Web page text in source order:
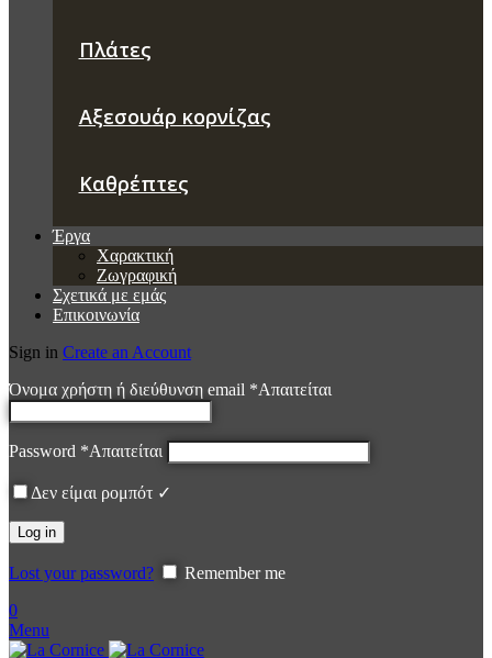
Πλάτες
Αξεσουάρ κορνίζας
Καθρέπτες
Έργα
Χαρακτική
Ζωγραφική
Σχετικά με εμάς
Επικοινωνία
Sign in Create an Account
Όνομα χρήστη ή διεύθυνση email *Απαιτείται
Password *Απαιτείται
Δεν είμαι ρομπότ ✓
Log in
Lost your password?
Remember me
0
Menu